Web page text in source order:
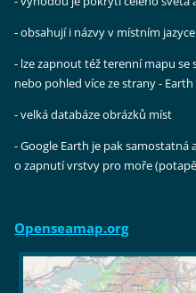
- obsahují i názvy v místním
- lze zapnout též terenní mapu
nebo pohled více ze strany - Earth
- velká databáze obrázků míst
- Google Earth je pak samostatná
o zapnutí vrstvy pro moře
Openseamap.org